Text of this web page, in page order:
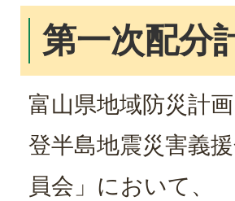
第一次配分
富山県地域防災計
登半島地震災害義
員会」において、